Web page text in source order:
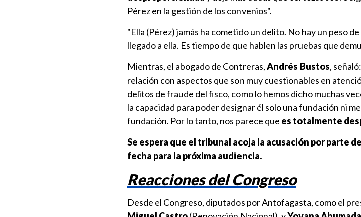
Pérez en la gestión de los convenios".
"Ella (Pérez) jamás ha cometido un delito. No hay un peso
llegado a ella. Es tiempo de que hablen las pruebas que
Mientras, el abogado de Contreras,Andrés Bustos,
relación con aspectos que son muy cuestionables en
delitos de fraude del fisco, como lo hemos dicho muchas
la capacidad para poder designar él solo una fundación ni
fundación. Por lo tanto, nos parece que es totalmente
Se espera que el tribunal acoja la acusación por parte
fecha para la próxima audiencia.
Reacciones del Congreso
Desde el Congreso, diputados por Antofagasta, como el